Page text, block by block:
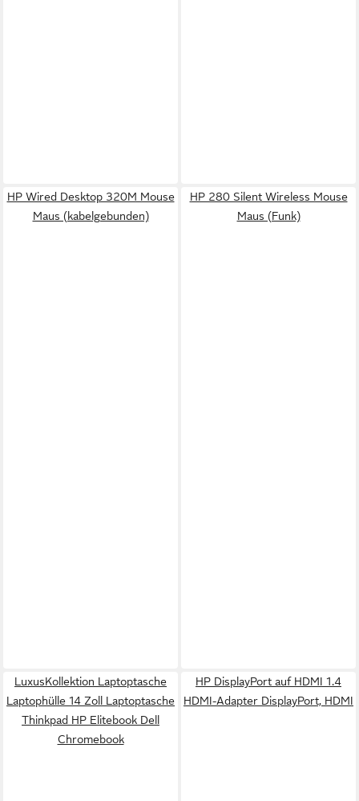
HP Wired Desktop 320M Mouse
Maus (kabelgebunden)
HP 280 Silent Wireless Mouse
Maus (Funk)
LuxusKollektion Laptoptasche
Laptophülle 14 Zoll Laptoptasche
Thinkpad HP Elitebook Dell
Chromebook
HP DisplayPort auf HDMI 1.4
HDMI-Adapter DisplayPort, HDMI